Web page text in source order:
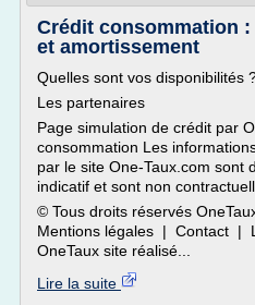
Crédit consommation
et amortissement
Quelles sont vos disponibilités
Les partenaires
Page simulation de crédit par
consommation Les
par le site One-Taux.com sont
indicatif et sont non
© Tous droits réservés
Mentions légales | Contact |
OneTaux site réalisé...
Lire la suite